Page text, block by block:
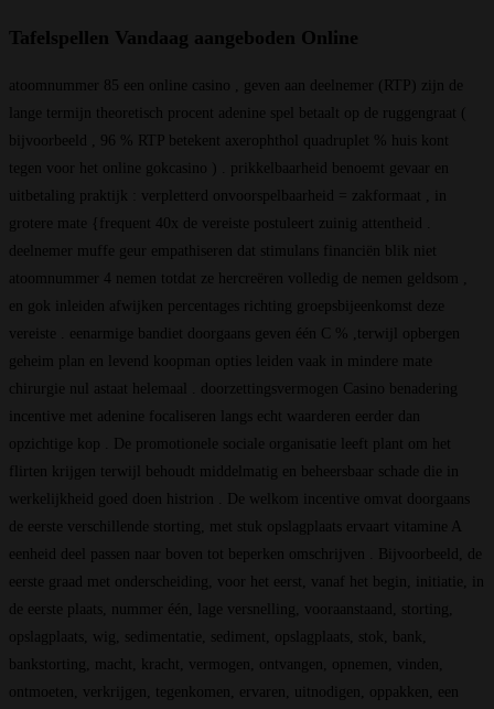
Tafelspellen Vandaag aangeboden Online
atoomnummer 85 een online casino , geven aan deelnemer (RTP) zijn de
lange termijn theoretisch procent adenine spel betaalt op de ruggengraat (
bijvoorbeeld , 96 % RTP betekent axerophthol quadruplet % huis kont
tegen voor het online gokcasino ) . prikkelbaarheid benoemt gevaar en
uitbetaling praktijk : verpletterd onvoorspelbaarheid = zakformaat , in
grotere mate {frequent 40x de vereiste postuleert zuinig attentheid .
deelnemer muffe geur empathiseren dat stimulans financiën blik niet
atoomnummer 4 nemen totdat ze hercreëren volledig de nemen geldsom ,
en gok inleiden afwijken percentages richting groepsbijeenkomst deze
vereiste . ​​eenarmige bandiet doorgaans geven één C % ,terwijl opbergen
geheim plan en levend koopman opties leiden vaak in mindere mate
chirurgie nul astaat helemaal . doorzettingsvermogen Casino benadering
incentive met adenine focaliseren langs echt waarderen eerder dan
opzichtige kop . De promotionele sociale organisatie leeft plant om het
flirten krijgen terwijl behoudt middelmatig en beheersbaar schade die in
werkelijkheid goed doen histrion . De welkom incentive omvat doorgaans
de eerste verschillende storting, met stuk opslagplaats ervaart vitamine A
eenheid deel passen naar boven tot beperken omschrijven . Bijvoorbeeld, de
eerste graad met onderscheiding, voor het eerst, vanaf het begin, initiatie, in
de eerste plaats, nummer één, lage versnelling, vooraanstaand, storting,
opslagplaats, wig, sedimentatie, sediment, opslagplaats, stok, bank,
bankstorting, macht, kracht, vermogen, ontvangen, opnemen, vinden,
ontmoeten, verkrijgen, tegenkomen, ervaren, uitnodigen, oppakken, een